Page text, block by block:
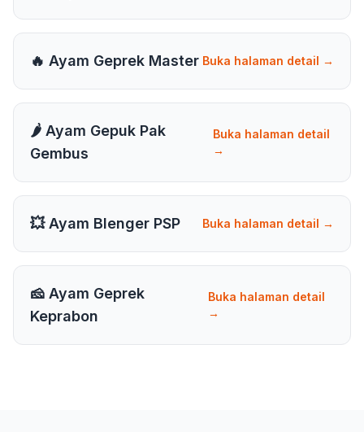
🔥 Ayam Geprek Master Buka halaman detail →
🌶️ Ayam Gepuk Pak
Gembus
Buka halaman detail
→
💥 Ayam Blenger PSP Buka halaman detail →
🧀 Ayam Geprek
Keprabon
Buka halaman detail
→